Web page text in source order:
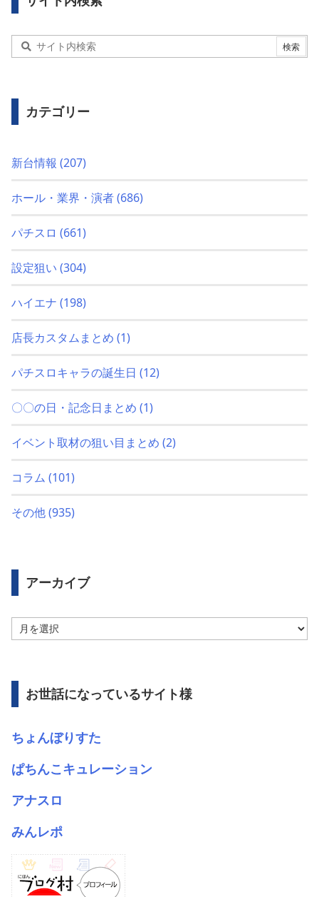
カテゴリー
新台情報 (207)
ホール・業界・演者(686)
パチスロ (661)
設定狙い (304)
ハイエナ (198)
店長カスタムまとめ (1)
パチスロキャラの誕生日 (12)
〇〇の日・記念日まとめ (1)
イベント取材の狙い目まとめ (2)
コラム (101)
その他(935)
アーカイブ
ー
ブ
お世話になっているサイト様
ちょんぼりすた
ぱちんこキュレーション
アナスロ
みんレポ